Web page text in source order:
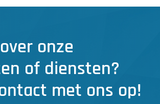
onze
of diensten?
met ons op!